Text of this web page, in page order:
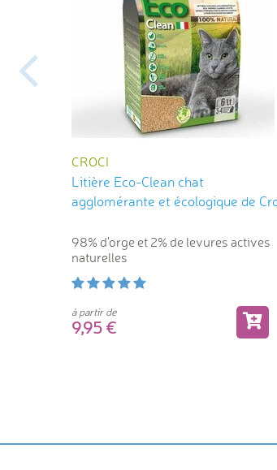
CROCI
Litière Eco-Clean chat
agglomérante et écologique de
98% d'orge et 2% de levures actives
naturelles
à partir de
9,95